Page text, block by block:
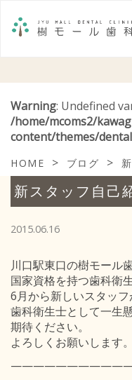
Warning: Undefined
/home/mcoms2/
content/themes/
HOME > ブログ >
新スタッフ自己
2015.06.16
川口駅東口の樹モール
国家資格を持つ歯科衛
6月から新しいスタッフ
歯科衛生士として一生
期待ください。
よろしくお願いします。